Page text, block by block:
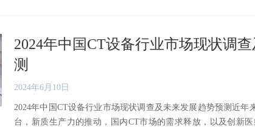
2024年中国CT设备行业市场现状调
测
2024年6月10日
2024年中国CT设备行业市场现状调查及未来发展趋势预测近年
台，新质生产力的推动，国内CT市场的需求释放，以及创新